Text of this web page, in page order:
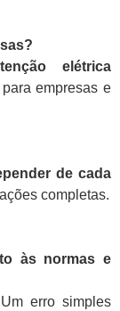
elétrica
empresas e
de cada
completas.
às normas e
erro simples